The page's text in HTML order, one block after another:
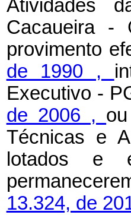
Atividades
Cacaueira -
provimento
de 1990 ,
Executivo -
de 2006 ,
Técnicas e
lotados e
13.324, de